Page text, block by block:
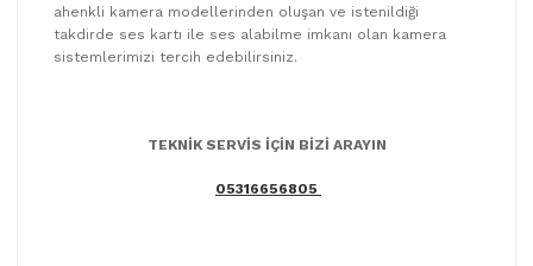
ahenkli kamera modellerinden oluşan ve istenildiği
takdirde ses kartı ile ses alabilme imkanı olan kamera
sistemlerimizi tercih edebilirsiniz.
TEKNİK SERVİS İÇİN BİZİ ARAYIN
05316656805